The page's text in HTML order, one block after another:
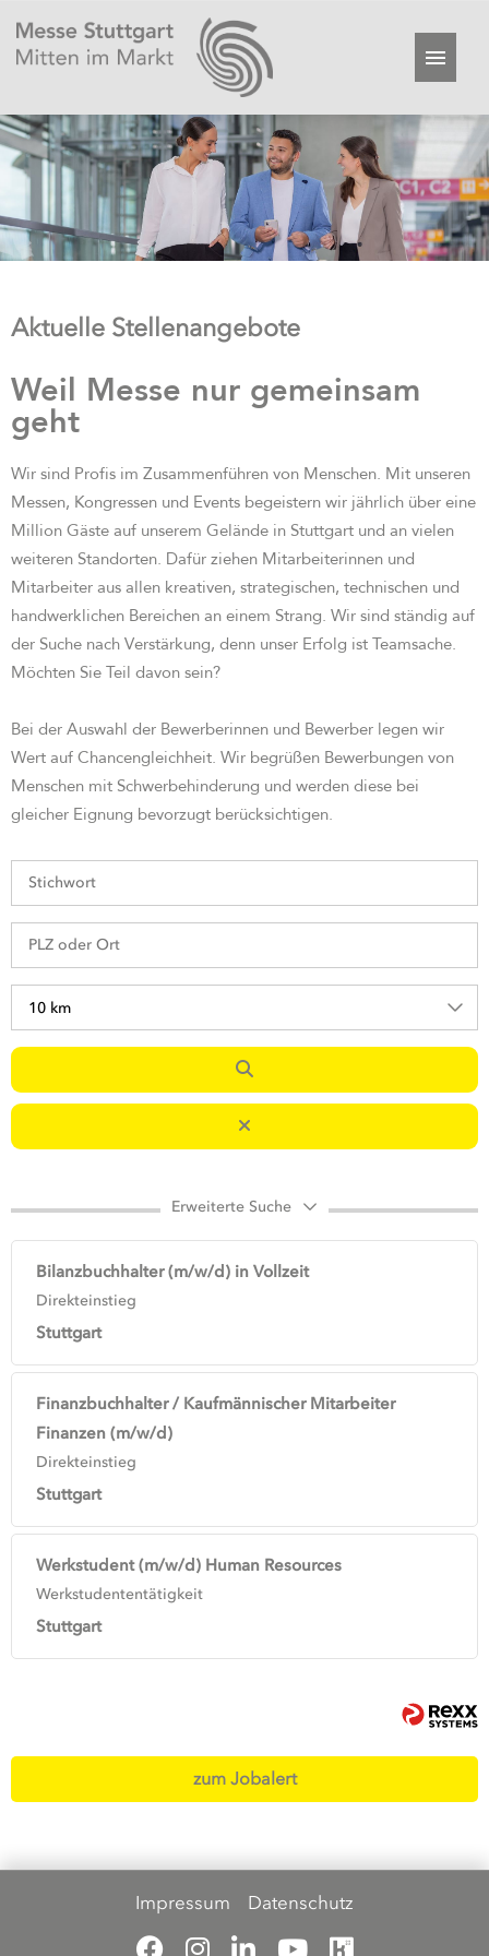
Aktuelle Stellenangebote
Weil Messe nur gemeinsam
geht
Wir sind Profis im Zusammenführen von Menschen. Mit unseren
Messen, Kongressen und Events begeistern wir jährlich über eine
Million Gäste auf unserem Gelände in Stuttgart und an vielen
weiteren Standorten. Dafür ziehen Mitarbeiterinnen und
Mitarbeiter aus allen kreativen, strategischen, technischen und
handwerklichen Bereichen an einem Strang. Wir sind ständig auf
der Suche nach Verstärkung, denn unser Erfolg ist Teamsache.
Möchten Sie Teil davon sein?
Bei der Auswahl der Bewerberinnen und Bewerber legen wir
Wert auf Chancengleichheit. Wir begrüßen Bewerbungen von
Menschen mit Schwerbehinderung und werden diese bei
gleicher Eignung bevorzugt berücksichtigen.
10 km
Erweiterte Suche
Bilanzbuchhalter (m/w/d) in Vollzeit
Direkteinstieg
Stuttgart
Finanzbuchhalter / Kaufmännischer Mitarbeiter
Finanzen (m/w/d)
Direkteinstieg
Stuttgart
Werkstudent (m/w/d) Human Resources
Werkstudententätigkeit
Stuttgart
zum Jobalert
Impressum Datenschutz